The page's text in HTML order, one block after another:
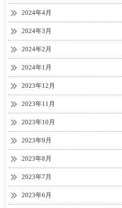
2024年4月
2024年3月
2024年2月
2024年1月
2023年12月
2023年11月
2023年10月
2023年9月
2023年8月
2023年7月
2023年6月